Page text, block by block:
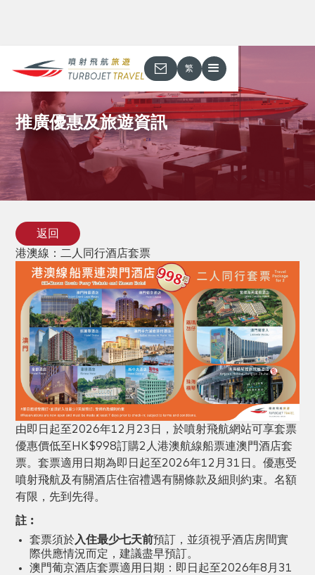
繁
推廣優惠及旅遊資訊
港澳線：二人同行酒店套票
返回
由即日起至2026年12月23日，於噴射飛航網站可享套票
優惠價低至HK$998訂購2人港澳航線船票連澳門酒店套
票。套票適用日期為即日起至2026年12月31日。優惠受
噴射飛航及有關酒店住宿禮遇有關條款及細則約束。名額
有限，先到先得。
註︰
套票須於入住最少七天前預訂，並須視乎酒店房間實
際供應情況而定，建議盡早預訂。
澳門葡京酒店套票適用日期：即日起至2026年8月31